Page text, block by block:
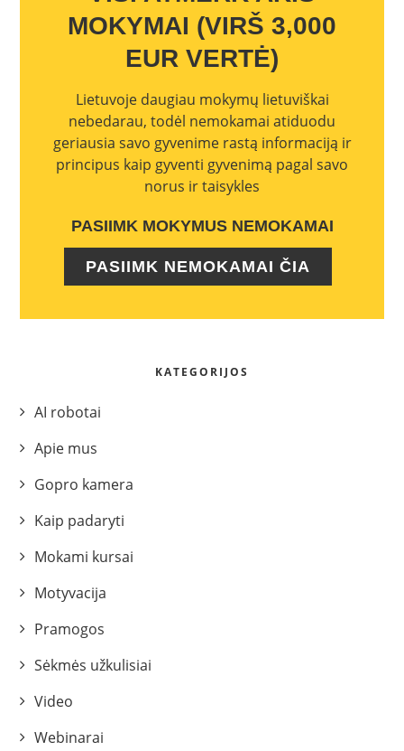
MOKYMAI (VIRŠ 3,000
EUR VERTĖ)
Lietuvoje daugiau mokymų lietuviškai
nebedarau, todėl nemokamai atiduodu
geriausia savo gyvenime rastą informaciją ir
principus kaip gyventi gyvenimą pagal savo
norus ir taisykles
PASIIMK MOKYMUS NEMOKAMAI
PASIIMK NEMOKAMAI ČIA
KATEGORIJOS
AI robotai
Apie mus
Gopro kamera
Kaip padaryti
Mokami kursai
Motyvacija
Pramogos
Sėkmės užkulisiai
Video
Webinarai